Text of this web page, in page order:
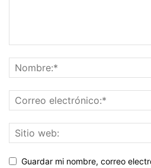
Guardar mi nombre, correo